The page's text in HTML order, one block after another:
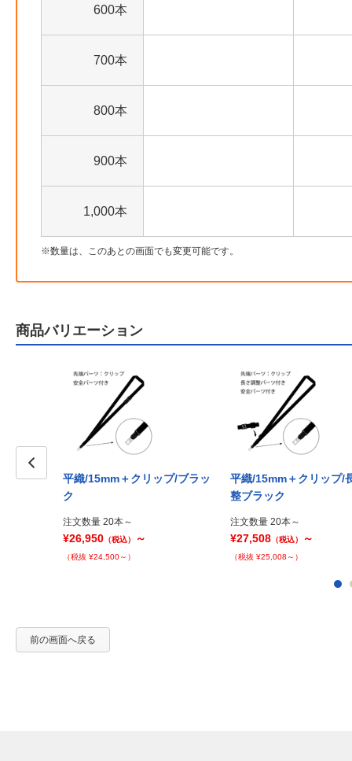
600本
700本
800本
900本
1,000本
数量は、このあとの画面でも変更可能です。
商品バリエーション
平織/15mm＋クリップ/ブラッ
ク
注文数量 20本～
¥26,950 （税込） ～
（税抜 ¥24,500～）
平織/15mm＋クリップ/
整ブラック
注文数量 20本～
¥27,508 （税込） ～
（税抜 ¥25,008～）
前の画面へ戻る